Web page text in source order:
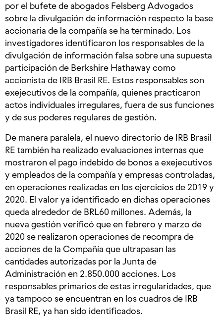
por el bufete de abogados Felsberg Advogados
sobre la divulgación de información respecto la base
accionaria de la compañía se ha terminado. Los
investigadores identificaron los responsables de la
divulgación de información falsa sobre una supuesta
participación de Berkshire Hathaway como
accionista de IRB Brasil RE. Estos responsables son
exejecutivos de la compañía, quienes practicaron
actos individuales irregulares, fuera de sus funciones
y de sus poderes regulares de gestión.
De manera paralela, el nuevo directorio de IRB Brasil
RE también ha realizado evaluaciones internas que
mostraron el pago indebido de bonos a exejecutivos
y empleados de la compañía y empresas controladas,
en operaciones realizadas en los ejercicios de 2019 y
2020. El valor ya identificado en dichas operaciones
queda alrededor de BRL60 millones. Además, la
nueva gestión verificó que en febrero y marzo de
2020 se realizaron operaciones de recompra de
acciones de la Compañía que ultrapasan las
cantidades autorizadas por la Junta de
Administración en 2.850.000 acciones. Los
responsables primarios de estas irregularidades, que
ya tampoco se encuentran en los cuadros de IRB
Brasil RE, ya han sido identificados.